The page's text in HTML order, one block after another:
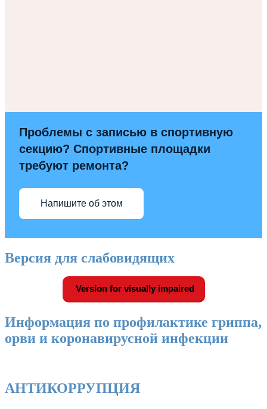
Проблемы с записью в спортивную
секцию? Спортивные площадки
требуют ремонта?
Напишите об этом
Версия для слабовидящих
Version for visually impaired
Информация по профилактике гриппа,
орви и коронавирусной инфекции
АНТИКОРРУПЦИЯ